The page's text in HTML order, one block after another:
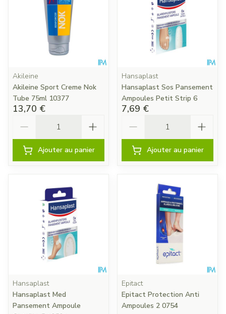
Akileine
Akileine Sport Creme Nok
Tube 75ml 10377
13,70 €
Ajouter au panier
Hansaplast
Hansaplast Sos Pansement
Ampoules Petit Strip 6
7,69 €
Ajouter au panier
Hansaplast
Hansaplast Med
Pansement Ampoule
Epitact
Epitact Protection Anti
Ampoules 2 0754